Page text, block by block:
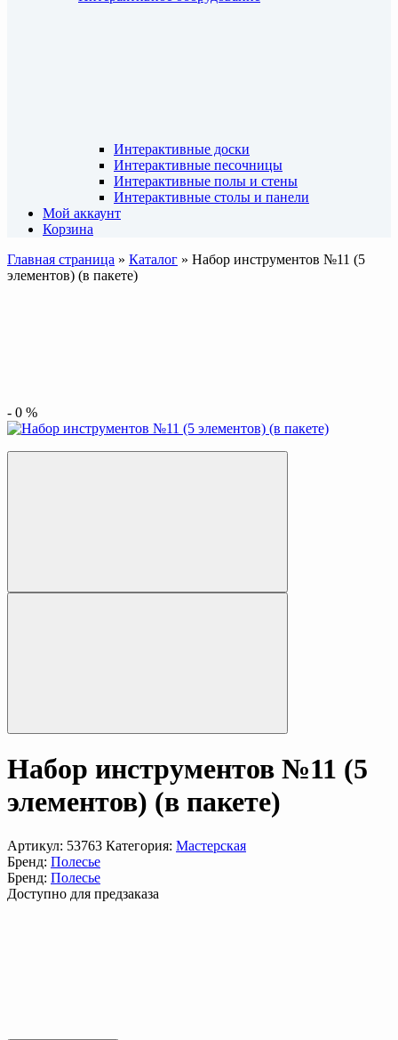
Интерактивные доски
Интерактивные песочницы
Интерактивные полы и стены
Интерактивные столы и панели
Мой аккаунт
Корзина
Главная страница » Каталог » Набор инструментов №11 (5
элементов) (в пакете)
- 0 %
Набор инструментов №11 (5
элементов) (в пакете)
Артикул: 53763 Категория: Мастерская
Бренд: Полесье
Бренд: Полесье
Доступно для предзаказа